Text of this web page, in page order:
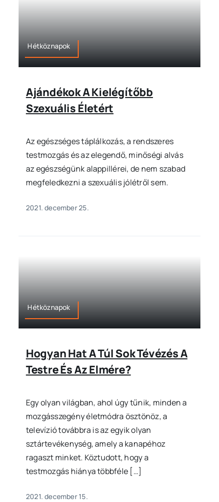
Hétköznapok
Ajándékok A Kielégítőbb
Szexuális Életért
Az egészséges táplálkozás, a rendszeres
testmozgás és az elegendő, minőségi alvás
az egészségünk alappillérei, de nem szabad
megfeledkezni a szexuális jólétről sem.
2021. december 25.
Hétköznapok
Hogyan Hat A Túl Sok Tévézés A
Testre És Az Elmére?
Egy olyan világban, ahol úgy tűnik, minden a
mozgásszegény életmódra ösztönöz, a
televízió továbbra is az egyik olyan
sztártevékenység, amely a kanapéhoz
ragaszt minket. Köztudott, hogy a
testmozgás hiánya többféle […]
2021. december 15.